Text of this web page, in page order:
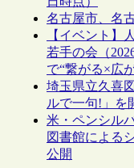
名古屋市、名
【イベント】
若手の会（
で“繋がる×広
埼玉県立久喜
ルで一句!」を
米・ペンシル
図書館による
公開